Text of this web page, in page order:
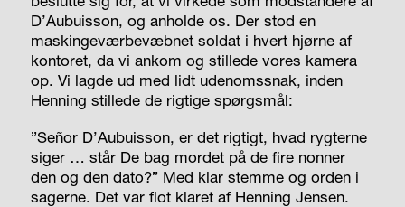
D’Aubuisson, og anholde os. Der stod en
maskingeværbevæbnet soldat i hvert hjørne af
kontoret, da vi ankom og stillede vores kamera
op. Vi lagde ud med lidt udenomssnak, inden
Henning stillede de rigtige spørgsmål:
”Señor D’Aubuisson, er det rigtigt, hvad rygterne
siger … står De bag mordet på de fire nonner
den og den dato?” Med klar stemme og orden i
sagerne. Det var flot klaret af Henning Jensen.